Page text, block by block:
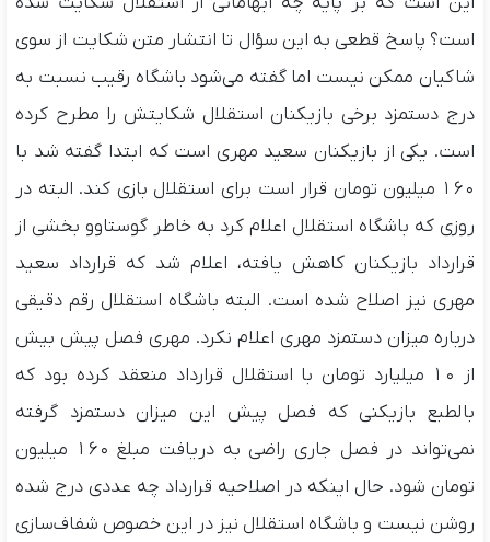
است؟ پاسخ قطعی به این سؤال تا انتشار متن شکایت از سوی
شاکیان ممکن نیست اما گفته می‌شود باشگاه رقیب نسبت به
درج دستمزد برخی بازیکنان استقلال شکایتش را مطرح کرده
است. یکی از بازیکنان سعید مهری است که ابتدا گفته شد با
۱۶۰ میلیون تومان قرار است برای استقلال بازی کند. البته در
روزی که باشگاه استقلال اعلام کرد به خاطر گوستاوو بخشی از
قرارداد بازیکنان کاهش یافته، اعلام شد که قرارداد سعید
مهری نیز اصلاح شده است. البته باشگاه استقلال رقم دقیقی
درباره میزان دستمزد مهری اعلام نکرد. مهری فصل پیش بیش
از ۱۰ میلیارد تومان با استقلال قرارداد منعقد کرده بود که
بالطبع بازیکنی که فصل پیش این میزان دستمزد گرفته
نمی‌تواند در فصل جاری راضی به دریافت مبلغ ۱۶۰ میلیون
تومان شود. حال اینکه در اصلاحیه قرارداد چه عددی درج شده
روشن نیست و باشگاه استقلال نیز در این خصوص شفاف‌سازی